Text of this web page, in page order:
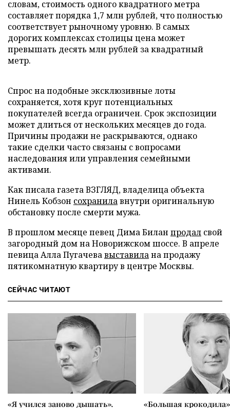
словам, стоимость одного квадратного метра
составляет порядка 1,7 млн рублей, что полностью
соответствует рыночному уровню. В самых
дорогих комплексах столицы цена может
превышать десять млн рублей за квадратный
метр.
Спрос на подобные эксклюзивные лоты
сохраняется, хотя круг потенциальных
покупателей всегда ограничен. Срок экспозиции
может длиться от нескольких месяцев до года.
Причины продажи не раскрываются, однако
такие сделки часто связаны с вопросами
наследования или управления семейными
активами.
Как писала газета ВЗГЛЯД, владелица объекта
Нинель Кобзон сохранилавнутри оригинальную
обстановку после смерти мужа.
В прошлом месяце певец Дима Билан продал свой
загородный дом на Новорижском шоссе. В апреле
певица Алла Пугачевавыставилана продажу
пятикомнатную квартиру в центре Москвы.
СЕЙЧАС ЧИТАЮТ
«Я учился заново дышать».
«Большая